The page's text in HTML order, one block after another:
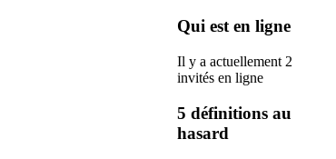
Qui est en ligne
Il y a actuellement 2
invités en ligne
5 définitions au
hasard